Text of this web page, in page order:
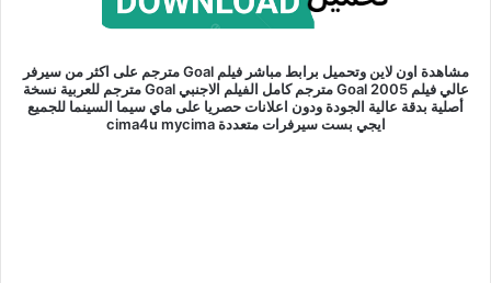
مشاهدة اون لاين وتحميل برابط مباشر فيلم Goal مترجم على اكثر من سيرفر
عالي فيلم Goal 2005 مترجم كامل الفيلم الاجنبي Goal مترجم للعربية نسخة
أصلية بدقة عالية الجودة ودون اعلانات حصريا على ماي سيما السينما للجميع
ايجي بست سيرفرات متعددة cima4u mycima